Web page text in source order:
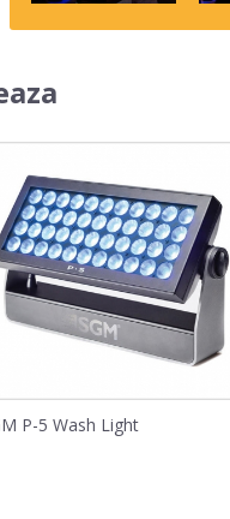
P-5 Wash Light